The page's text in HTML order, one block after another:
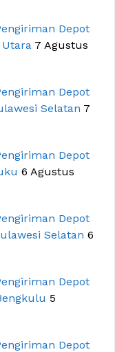
Depot
7 Agustus
Depot
Selatan 7
Depot
6 Agustus
Depot
Selatan 6
Depot
5
Depot